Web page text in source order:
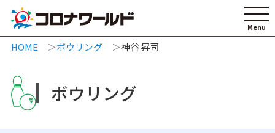
HOME ボウリング 神谷 昇司
ボウリング